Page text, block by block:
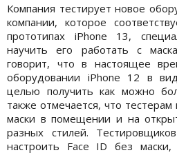
Компания тестирует новое
компании, которое
прототипах iPhone 13,
научить его работать с
говорит, что в настоящее
оборудовании iPhone 12 в
целью получить как можно
также отмечается, что тестерам
маски в помещении и на
разных стилей.
настроить Face ID без